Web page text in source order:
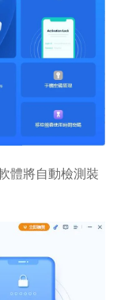
體將自動檢測裝